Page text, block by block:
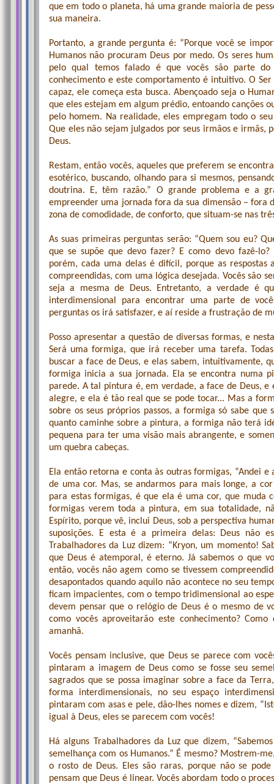
que em todo o planeta, há uma grande maioria de
sua maneira.
Portanto, a grande pergunta é: “Porque você se
Humanos não procuram Deus por medo. Os seres
pelo qual temos falado é que vocês são parte do
conhecimento e este comportamento é intuitivo. O
capaz, ele começa esta busca. Abençoado seja o
que eles estejam em algum prédio, entoando canções
pelo homem. Na realidade, eles empregam todo o
Que eles não sejam julgados por seus irmãos e irmãs,
Deus.
Restam, então vocês, aqueles que preferem se
esotérico, buscando, olhando para si mesmos,
doutrina. E, têm razão.” O grande problema e a
empreender uma jornada fora da sua dimensão – fora
zona de comodidade, de conforto, que situam-se nas
As suas primeiras perguntas serão: “Quem sou eu?
que se supõe que devo fazer? E como devo fazê-lo?
porém, cada uma delas é difícil, porque as respostas
compreendidas, com uma lógica desejada. Vocês são
seja a mesma de Deus. Entretanto, a verdade é
interdimensional para encontrar uma parte de
perguntas os irá satisfazer, e aí reside a frustração de
Posso apresentar a questão de diversas formas, e
Será uma formiga, que irá receber uma tarefa.
buscar a face de Deus, e elas sabem, intuitivamente,
formiga inicia a sua jornada. Ela se encontra numa
parede. A tal pintura é, em verdade, a face de Deus,
alegre, e ela é tão real que se pode tocar... Mas a
sobre os seus próprios passos, a formiga só sabe
quanto caminhe sobre a pintura, a formiga não terá
pequena para ter uma visão mais abrangente, e
um quebra cabeças.
Ela então retorna e conta às outras formigas, “Andei e
de uma cor. Mas, se andarmos para mais longe, a
para estas formigas, é que ela é uma cor, que muda
formigas verem toda a pintura, em sua totalidade,
Espírito, porque vê, inclui Deus, sob a perspectiva
suposições. E esta é a primeira delas: Deus não
Trabalhadores da Luz dizem: “Kryon, um momento!
que Deus é atemporal, é eterno. Já sabemos o que
então, vocês não agem como se tivessem
desapontados quando aquilo não acontece no seu
ficam impacientes, com o tempo tridimensional ao
devem pensar que o relógio de Deus é o mesmo de
como vocês aproveitarão este conhecimento?
amanhã.
Vocês pensam inclusive, que Deus se parece com
pintaram a imagem de Deus como se fosse seu
sagrados que se possa imaginar sobre a face da
forma interdimensionais, no seu espaço
pintaram com asas e pele, dão-lhes nomes e dizem,
igual à Deus, eles se parecem com vocês!
Há alguns Trabalhadores da Luz que dizem,
semelhança com os Humanos.” É mesmo? Mostrem-
o rosto de Deus. Eles são raras, porque não se
pensam que Deus é linear. Vocês abordam todo o